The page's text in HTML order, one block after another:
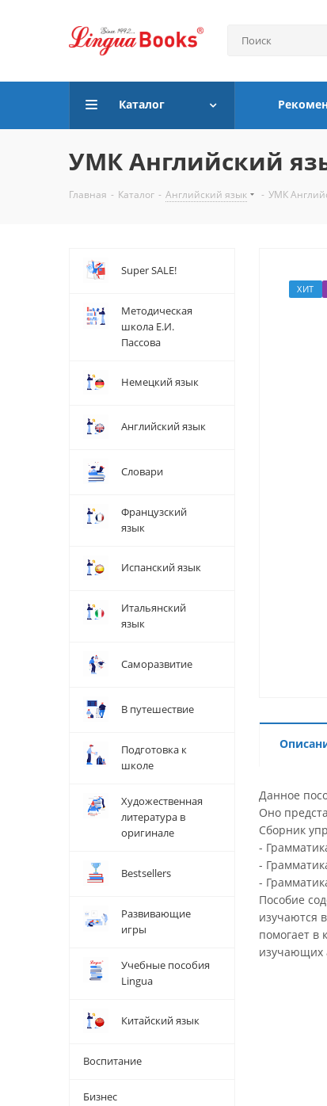
Каталог
УМК Английский
Главная - Каталог - Английский язык - УМК
ХИТ
Данное
Оно
Сборник
-
-
-
Пособие
изучаются
помогает в
изучающих
Super SALE!
Методическая
школа Е.И.
Пассова
Немецкий язык
Английский язык
Словари
Французский
язык
Испанский язык
Итальянский
язык
Саморазвитие
В путешествие
Подготовка к
школе
Художественная
литература в
оригинале
Bestsellers
Развивающие
игры
Учебные пособия
Lingua
Китайский язык
Воспитание
Бизнес